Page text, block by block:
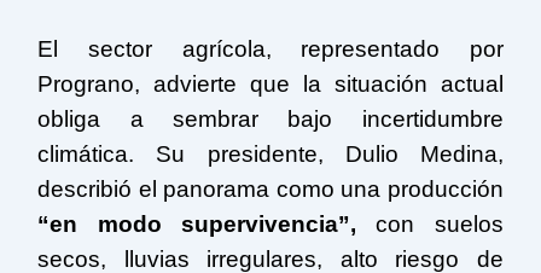
El sector agrícola, representado por
Prograno, advierte que la situación actual
obliga a sembrar bajo incertidumbre
climática. Su presidente, Dulio Medina,
describió el panorama como una producción
“en modo supervivencia”, con suelos
secos, lluvias irregulares, alto riesgo de